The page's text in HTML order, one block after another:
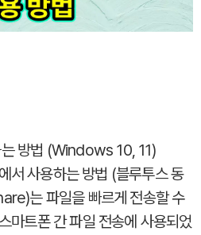
방법 (Windows 10, 11)
사용하는 방법 (블루투스 동
는 파일을 빠르게 전송할 수
마트폰 간 파일 전송에 사용되었